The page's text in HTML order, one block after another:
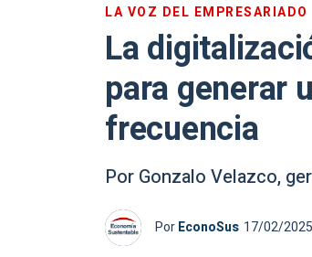
LA VOZ DEL EMPRESARIADO
La
para generar
frecuencia
Por Gonzalo Velazco,
PorEconoSus 17/02/